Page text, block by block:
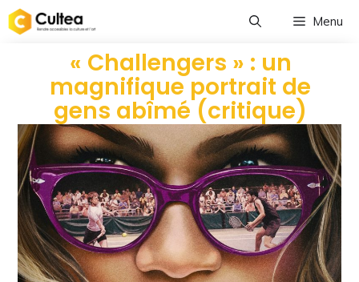
Menu
« Challengers » : un
magnifique portrait de
gens abîmé (critique)